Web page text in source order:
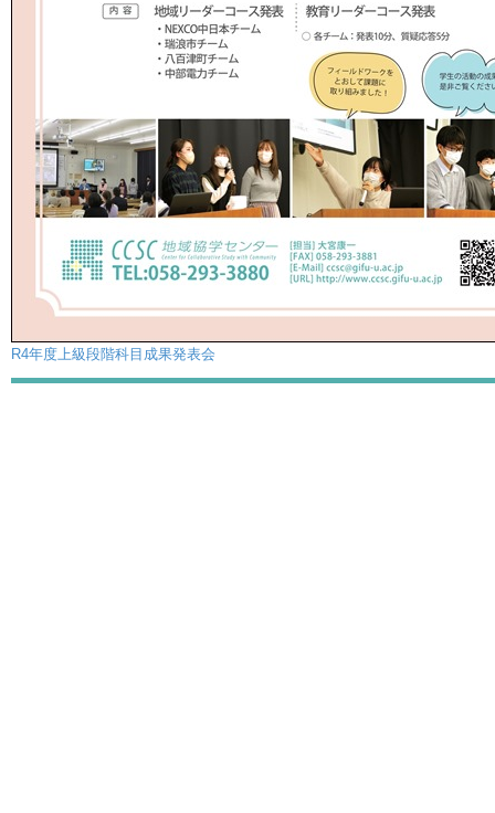
R4年度上級段階科目成果発表会